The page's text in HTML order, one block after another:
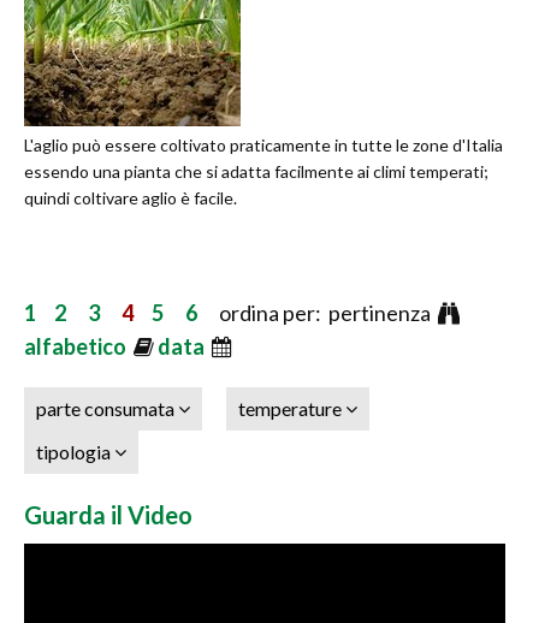
L'aglio può essere coltivato praticamente in tutte le zone d'Italia
essendo una pianta che si adatta facilmente ai climi temperati;
quindi coltivare aglio è facile.
1 2 3 4 5 6 ordina per: pertinenza
alfabetico
data
parte consumata
temperature
tipologia
Guarda il Video